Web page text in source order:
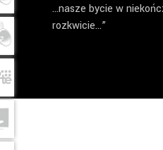
…nasze bycie w
rozkwicie…”